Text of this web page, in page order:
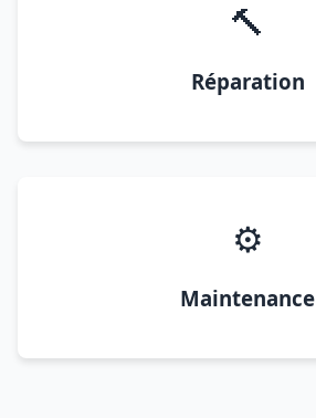
🔨
Réparation
⚙️
Maintenance